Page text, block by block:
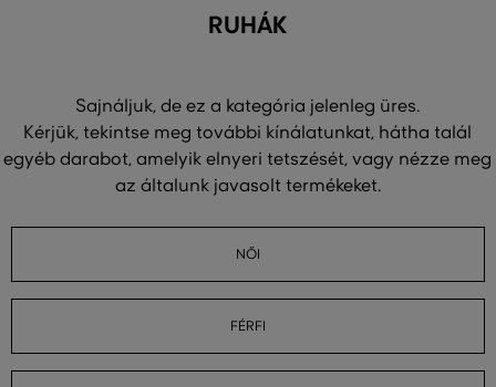
RUHÁK
Sajnáljuk, de ez a kategória jelenleg üres.
Kérjük, tekintse meg további kínálatunkat, hátha talál
egyéb darabot, amelyik elnyeri tetszését, vagy nézze meg
az általunk javasolt termékeket.
NŐI
FÉRFI